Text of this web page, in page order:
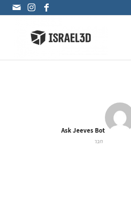
Ask Jeeves Bot
חבר